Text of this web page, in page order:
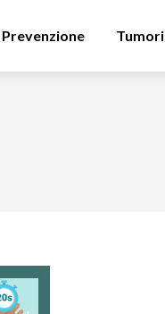
Prevenzione Tumori